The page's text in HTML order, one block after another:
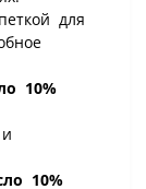
для
10%
10%